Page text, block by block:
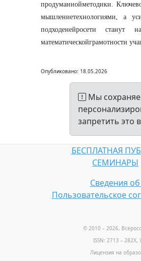
продуманнойметодики.
мышлениетехнологиями, а
подходенейросети
математическойграмотности
Опубликовано: 18.05.2026
Мы
запретить это
БЕСПЛАТНАЯ
СЕМИНАРЫ
Сведения
Пользовательское
© 2010 – 2026,
ISSN: 2713 –
Лицензия на